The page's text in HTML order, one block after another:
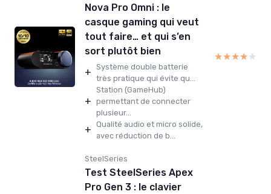
Nova Pro Omni : le
casque gaming qui veut
tout faire… et qui s’en
sort plutôt bien
+ Système double batterie
très pratique qui évite qu...
+
Station (GameHub)
permettant de connecter
plusieur...
+ Qualité audio et micro solide,
avec réduction de b...
★★★★★
★★★★★
SteelSeries
Test SteelSeries Apex
Pro Gen 3 : le clavier